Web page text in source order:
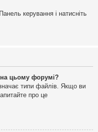
керування і натисніть
цьому форумі?
типи файлів. Якщо ви
про це